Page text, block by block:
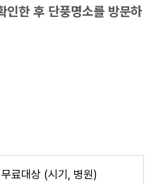
인한 후 단풍명소를 방문하
료대상 (시기, 병원)